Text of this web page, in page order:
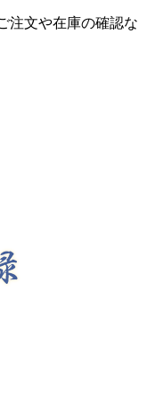
注文や在庫の確認な